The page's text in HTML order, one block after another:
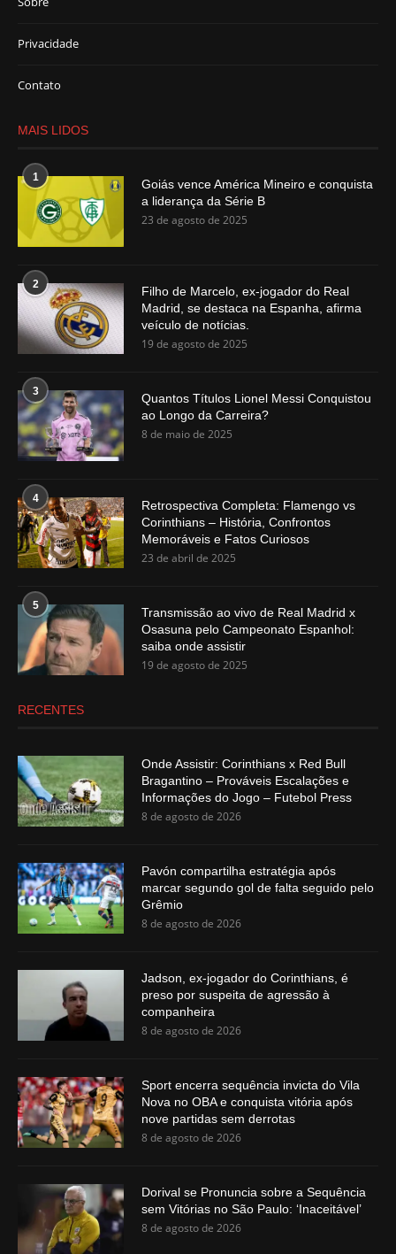
Privacidade
Contato
MAIS LIDOS
1
Goiás vence América Mineiro e conquista
a liderança da Série B
23 de agosto de 2025
2
Filho de Marcelo, ex-jogador do Real
Madrid, se destaca na Espanha, afirma
veículo de notícias.
19 de agosto de 2025
3
Quantos Títulos Lionel Messi Conquistou
ao Longo da Carreira?
8 de maio de 2025
4
Retrospectiva Completa: Flamengo vs
Corinthians – História, Confrontos
Memoráveis e Fatos Curiosos
23 de abril de 2025
5
Transmissão ao vivo de Real Madrid x
Osasuna pelo Campeonato Espanhol:
saiba onde assistir
19 de agosto de 2025
RECENTES
Onde Assistir: Corinthians x Red Bull
Bragantino – Prováveis Escalações e
Informações do Jogo – Futebol Press
8 de agosto de 2026
Pavón compartilha estratégia após
marcar segundo gol de falta seguido pelo
Grêmio
8 de agosto de 2026
Jadson, ex-jogador do Corinthians, é
preso por suspeita de agressão à
companheira
8 de agosto de 2026
Sport encerra sequência invicta do Vila
Nova no OBA e conquista vitória após
nove partidas sem derrotas
8 de agosto de 2026
Dorival se Pronuncia sobre a Sequência
sem Vitórias no São Paulo: ‘Inaceitável’
8 de agosto de 2026